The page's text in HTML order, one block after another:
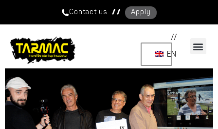
Contact us / / Apply
//
EN